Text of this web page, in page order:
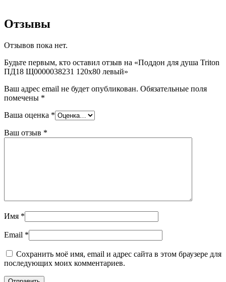
Отзывы
Отзывов пока нет.
Будьте первым, кто оставил отзыв на «Поддон для душа Triton
ПД18 Щ0000038231 120х80 левый»
Ваш адрес email не будет опубликован. Обязательные поля
помечены *
Ваша оценка *
Ваш отзыв *
Имя *
Email *
Сохранить моё имя, email и адрес сайта в этом браузере для
последующих моих комментариев.